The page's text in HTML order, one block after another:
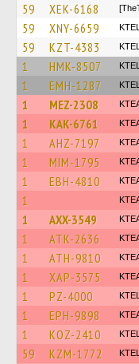
59 XEK-6168
59 XNY-6659
59 KZT-4383
1 HMK-8507
1 EMH-1287
1 MEZ-2308
1 KAK-6761
1 AHZ-7197
1 MIM-1795
1 EBH-4810
1
1 AXX-3549
1 ATK-2636
1 ATH-9810
1 XAP-3575
1 PZ-4000
1 EPH-9898
1 KOZ-2410
59 KZM-1772